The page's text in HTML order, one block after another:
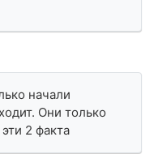
начали
Они только
2 факта